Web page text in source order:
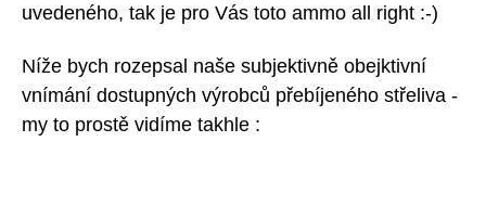
uvedeného, tak je pro Vás toto ammo all right :-)
Níže bych rozepsal naše subjektivně obejktivní
vnímání dostupných výrobců přebíjeného střeliva -
my to prostě vidíme takhle :